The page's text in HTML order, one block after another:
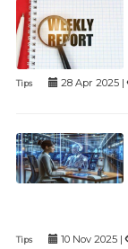
Tips 28 Apr 2025 |
Tips 10 Nov 2025 |